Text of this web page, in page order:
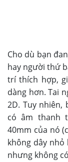
Cho dù bạn
hay người thứ
trí thích hợp,
dàng hơn. Tai
2D. Tuy nhiên,
có âm thanh
40mm của nó
không dây
nhưng không